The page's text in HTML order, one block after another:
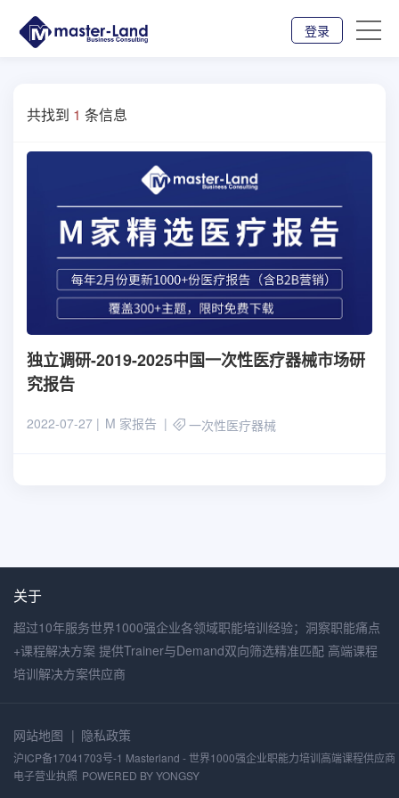
登录
共找到 1 条信息
独立调研-2019-2025中国一次性医疗器械市场研
究报告
2022-07-27 M 家报告 一次性医疗器械
关于
超过10年服务世界1000强企业各领域职能培训经验；洞察职能痛点
+课程解决方案 提供Trainer与Demand双向筛选精准匹配 高端课程
培训解决方案供应商
沪ICP备17041703号-1 Masterland - 世界1000强企业职能力培训高端课程供应商
电子营业执照 POWERED BY YONGSY
网站地图 隐私政策